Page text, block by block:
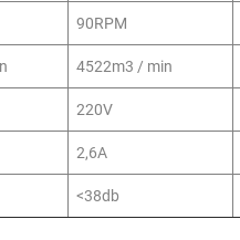
90RPM
4522m3 / min
220V
2,6A
<38db